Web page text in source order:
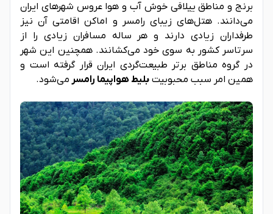
برنج و مناطق ییلاقی خوش آب و هوا عروس شهرهای ایران
می‌دانند. هتل‌های زیبای رامسر و اماکن اقامتی آن نیز
طرفداران زیادی دارند و هر ساله مسافران زیادی را از
سرتاسر کشور به سوی خود می‌کشانند. همچنین این شهر
در گروه مناطق برتر طبیعت‌گردی ایران قرار گرفته است و
همین امر سبب محبوبیت بلیط هواپیما رامسر می‌شود.